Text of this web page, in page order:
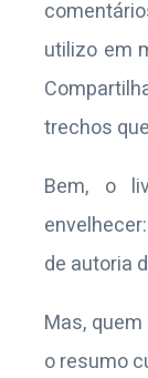
utilizo em
trechos
Bem, o
de autoria
Mas,
o resumo